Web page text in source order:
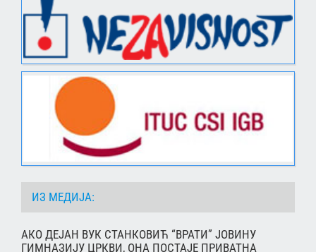
ИЗ МЕДИЈА:
АКО ДЕЈАН ВУК СТАНКОВИЋ “ВРАТИ” ЈОВИНУ
ГИМНАЗИЈУ ЦРКВИ, ОНА ПОСТАЈЕ ПРИВАТНА